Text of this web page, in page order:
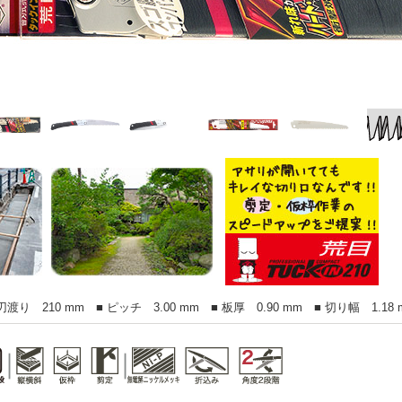
り 210 mm ■ ピッチ 3.00 mm ■ 板厚 0.90 mm ■ 切り幅 1.18